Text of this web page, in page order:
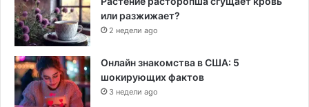
или разжижает?
2 недели ago
Онлайн знакомства в США: 5
шокирующих фактов
3 недели ago